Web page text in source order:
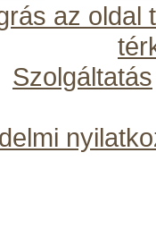
az oldal
Szolgáltatás